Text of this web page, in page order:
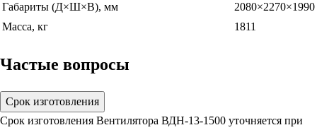
Габариты (Д×Ш×В), мм
2080×2270×1990
Масса, кг
1811
Частые вопросы
Срок изготовления
Срок изготовления Вентилятора ВДН-13-1500 уточняется при